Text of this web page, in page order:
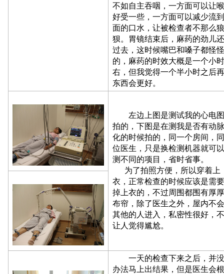
不如自主吞咽，一方面可以让
好受一些，一方面可以减少流
面的口水，让被检查者不那么狼
狈。胃镜结束后，麻药的劲儿
过去，这时候嘴巴和嗓子都怪怪
的，麻药的时效大概是一个小
右，但我觉得一个半小时之后
东西会更好。
左边上图是测试我的心电
拍的，下图是在测我是否有动
化的时候拍的，同一个房间，
位医生，只是换检测机器就可
测不同的项目，省时省事。
为了拍照方便，所以穿着上
衣，正常检查的时候应该是需
掉上衣的，不过周围都围有厚
布帘，除了医生之外，屋内不
其他的人进入，私密性很好，
让人觉得尴尬。
一天的检查下来之后，并
办法马上出结果，但是医生会